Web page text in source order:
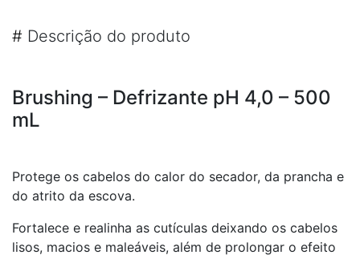
# Descrição do produto
Brushing – Defrizante pH 4,0 – 500
mL
Protege os cabelos do calor do secador, da prancha e
do atrito da escova.
Fortalece e realinha as cutículas deixando os cabelos
lisos, macios e maleáveis, além de prolongar o efeito